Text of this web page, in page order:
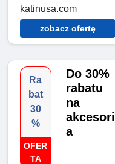
katinusa.com
zobacz ofertę
Ra
bat
30
%
OFER
TA
Do 30%
rabatu
na
akcesori
a